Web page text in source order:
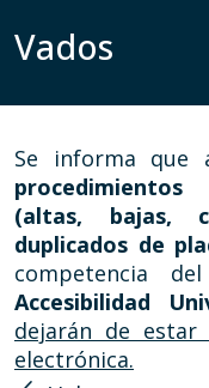
Vados
Se informa
(altas, bajas,
duplicados de
competencia del
Accesibilidad
dejarán de estar
electrónica.